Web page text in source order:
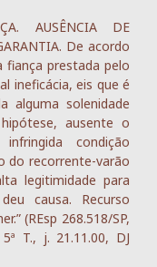
AUSÊNCIA DE
De acordo
prestada pelo
ineficácia, eis que é
alguma solenidade
ausente o
condição
do recorrente-varão
legitimidade para
causa. Recurso
(REsp 268.518/SP,
T., j. 21.11.00, DJ